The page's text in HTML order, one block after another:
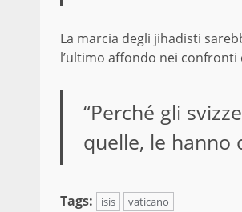
La marcia degli jihadisti
l’ultimo affondo nei confronti
“Perché gli
quelle, le hanno
Tags: isis vaticano